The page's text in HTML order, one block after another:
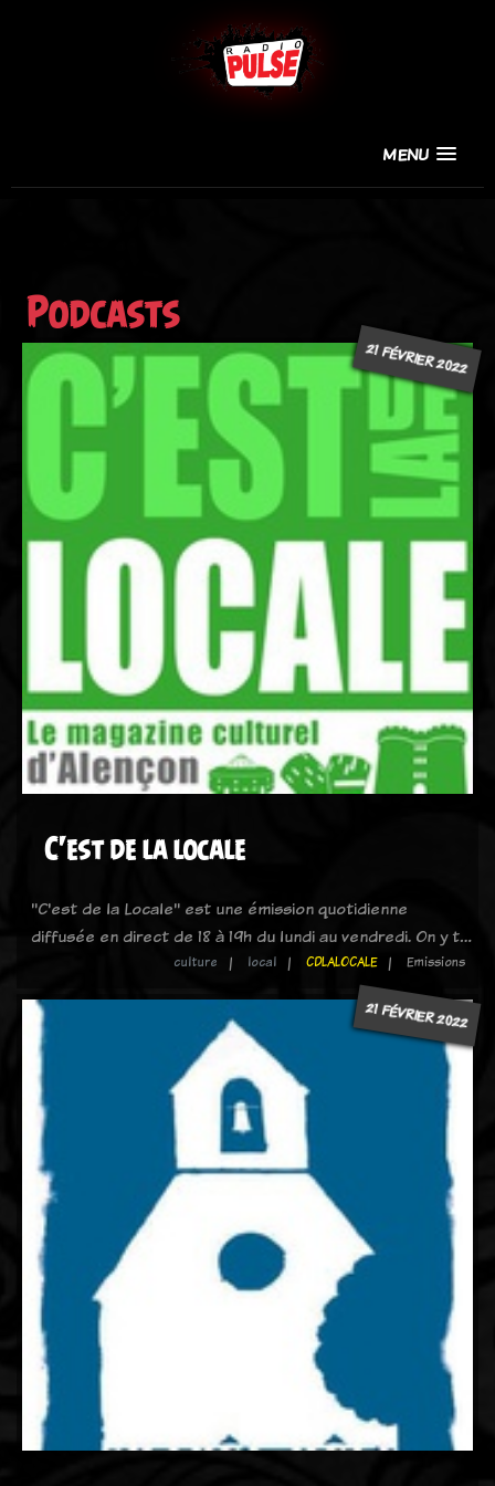
MENU
Podcasts
21 FÉVRIER 2022
C'est de la locale
"C'est de la Locale" est une émission quotidienne
diffusée en direct de 18 à 19h du lundi au vendredi. On y t…
culture local CDLALOCALE Emissions
21 FÉVRIER 2022